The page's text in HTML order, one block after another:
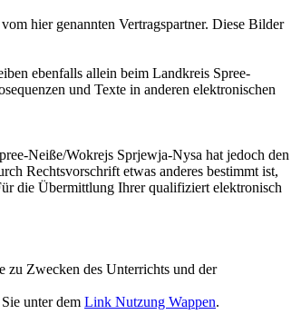
hier genannten Vertragspartner. Diese Bilder
ebenfalls allein beim Landkreis Spree-
und Texte in anderen elektronischen
Neiße/Wokrejs Sprjewja-Nysa hat jedoch den
Rechtsvorschrift etwas anderes bestimmt ist,
die Übermittlung Ihrer qualifiziert elektronisch
zu Zwecken des Unterrichts und der
unter dem Link Nutzung Wappen.